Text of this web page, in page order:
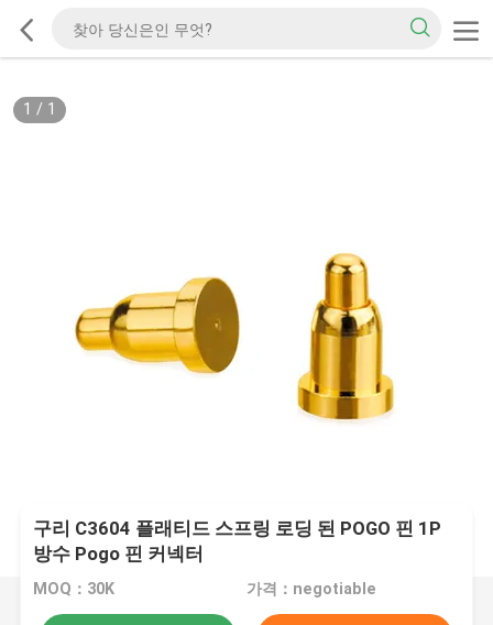
1 / 1
구리 C3604 플래티드 스프링 로딩 된 POGO 핀 1P
방수 Pogo 핀 커넥터
MOQ：30K 가격：negotiable